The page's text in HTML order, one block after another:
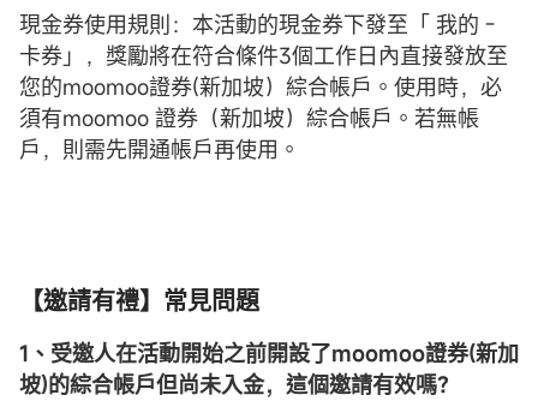
現金券使用規則：本活動的現金券下發至「 我的 -
卡券」，獎勵將在符合條件3個工作日內直接發放至
您的moomoo證券(新加坡）綜合帳戶。使用時，必
須有moomoo 證券（新加坡）綜合帳戶。若無帳
戶，則需先開通帳戶再使用。
【邀請有禮】常見問題
1、受邀人在活動開始之前開設了moomoo證券(新加
坡)的綜合帳戶但尚未入金，這個邀請有效嗎？